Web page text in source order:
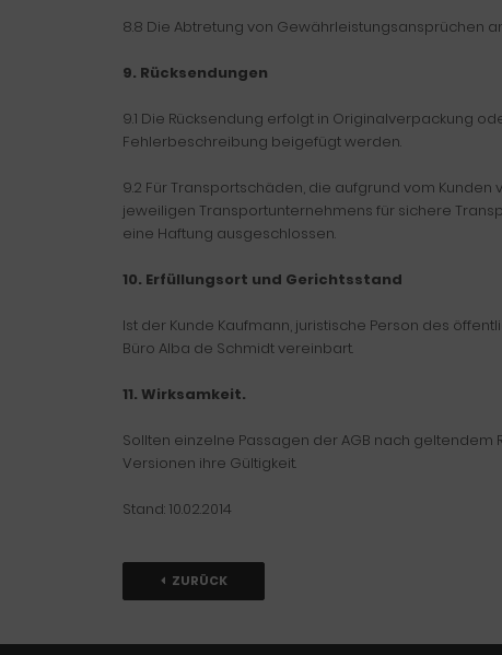
8.8 Die Abtretung von Gewährleistungsansprüchen
9. Rücksendungen
9.1 Die Rücksendung erfolgt in Originalverpackung
Fehlerbeschreibung beigefügt werden.
9.2 Für Transportschäden, die aufgrund vom
jeweiligen Transportunternehmens für sichere
eine Haftung ausgeschlossen.
10. Erfüllungsort und Gerichtsstand
Ist der Kunde Kaufmann, juristische Person des
Büro Alba de Schmidt vereinbart.
11. Wirksamkeit.
Sollten einzelne Passagen der AGB nach geltendem
Versionen ihre Gültigkeit.
Stand: 10.02.2014
ZURÜCK